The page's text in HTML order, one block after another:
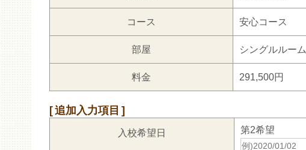
コース 安心コース
部屋 シングルルーム
料金 291,500円
追加入力項目
入校希望日 第2希望